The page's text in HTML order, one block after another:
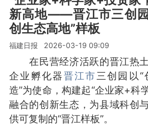
新高地——晋江市三创
创生态高地”样板
福建日报 2026-03-19 09:09
在民营经济活跃的晋江热土
企业孵化器晋江市三创园以“
造”为使命，构建起“企业家+科
融合的创新生态，为县域科创
供可复制的“晋江样板”。